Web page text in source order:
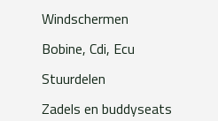
Windschermen
Bobine, Cdi, Ecu
Stuurdelen
Zadels en buddyseats